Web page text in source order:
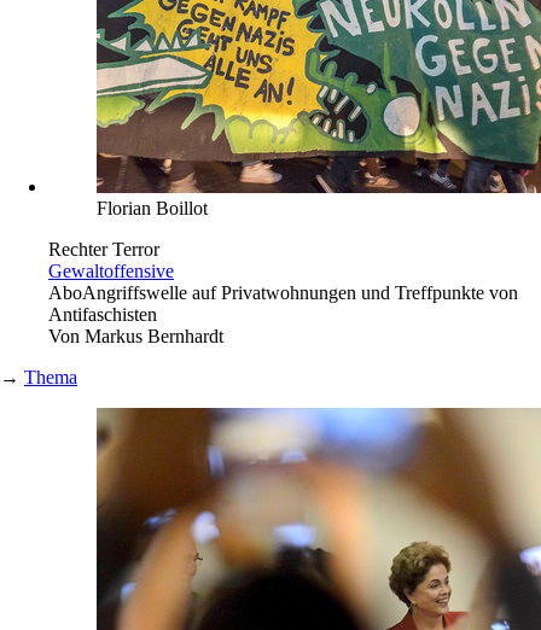
Florian Boillot
Rechter Terror
Gewaltoffensive
AboAngriffswelle auf Privatwohnungen und Treffpunkte von
Antifaschisten
Von Markus Bernhardt
→ Thema